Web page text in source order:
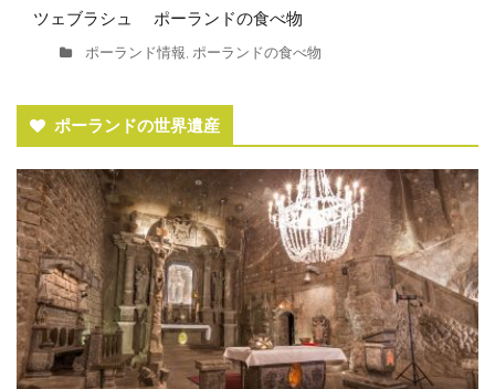
ツェブラシュ ポーランドの食べ物
ポーランド情報, ポーランドの食べ物
ポーランドの世界遺産